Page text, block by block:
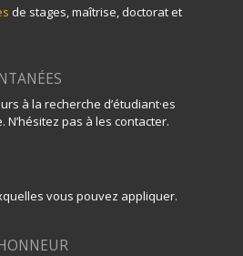
de stages, maîtrise, doctorat et
à la recherche d’étudiant·es
N’hésitez pas à les contacter.
vous pouvez appliquer.